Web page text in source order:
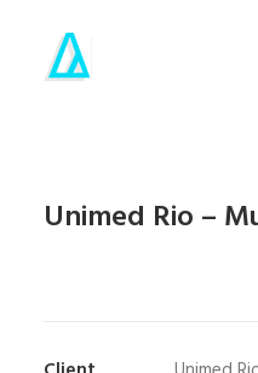
SOBRE
Unimed Rio –